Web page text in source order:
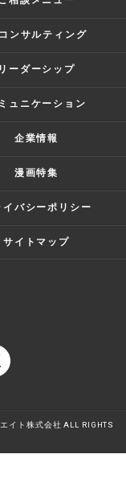
ンサルティング
リーダーシップ
ュニケーション
企業情報
漫画特集
イバシーポリシー
サイトマップ
イト株式会社 ALL RIGHTS